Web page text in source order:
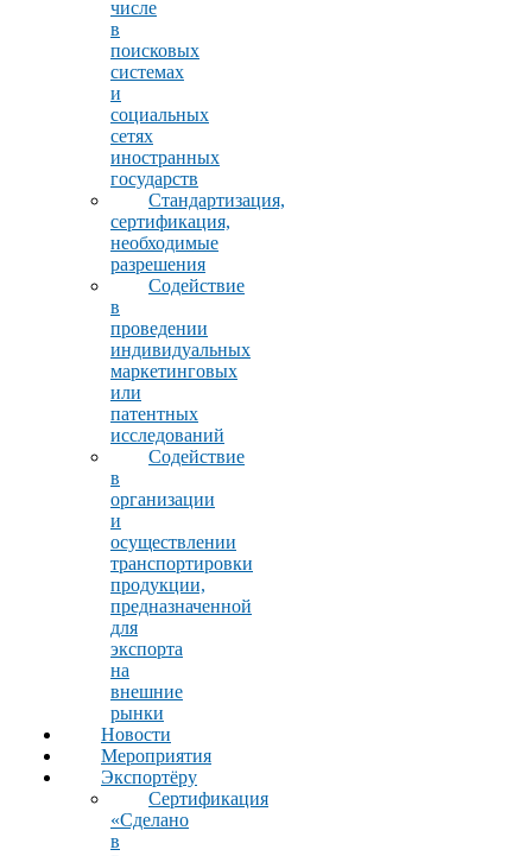
числе
в
поисковых
системах
и
социальных
сетях
иностранных
государств
Стандартизация,
сертификация,
необходимые
разрешения
Содействие
в
проведении
индивидуальных
маркетинговых
или
патентных
исследований
Содействие
в
организации
и
осуществлении
транспортировки
продукции,
предназначенной
для
экспорта
на
внешние
рынки
Новости
Мероприятия
Экспортёру
Сертификация
«Сделано
в